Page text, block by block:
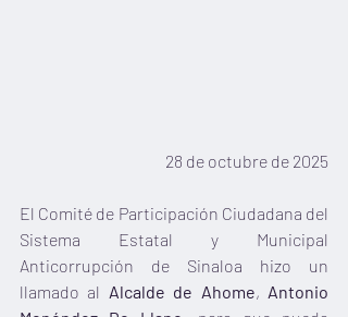
28 de octubre de 2025
El Comité de Participación Ciudadana del
Sistema Estatal y Municipal
Anticorrupción de Sinaloa hizo un
llamado al Alcalde de Ahome, Antonio